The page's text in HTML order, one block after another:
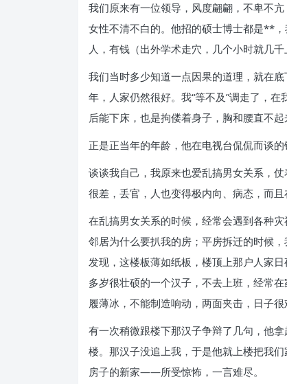
我们原来有一位领导，风度翩翩，不卑不
女性不清不白的。他招的硕士博士都是**
人，有钱（出外学术走穴，几个小时就几
我们当时多少知道一点因果的道理，就在
年，人家仍然很好。我“等不及”调走了，
后能下床，也是拘偻着身子，胸和腰直不起
正是正当年的年龄，他在电视台侃侃而谈
谈谈我自己，我原来也爱乱搞男女关系，
很差，丢官，人也变得极内向、病态，而
在乱搞男女关系的时候，经常会遇到各种
邻居为什么要扒我的房；平房拆迁的时候
发现，这楼板薄如纸板，楼顶上那户人家
多岁很壮硕的一个汉子，不去上班，经常
履薄冰，不能制造响动，两面夹击，日子很
有一次稍微跟楼下那汉子争辩了几句，他
楼。那汉子没追上我，于是他就上楼把我
房子的新家——所受惊怖，一言难尽。